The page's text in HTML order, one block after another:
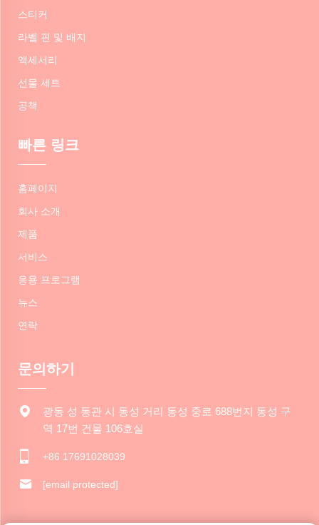
스티커
라벨 핀 및 배지
액세서리
선물 세트
공책
빠른 링크
홈페이지
회사 소개
제품
서비스
응용 프로그램
뉴스
연락
문의하기
광동 성 동관 시 동성 거리 동성 중로 688번지 동성 구
역 17번 건물 106호실
+86 17691028039
[email protected]